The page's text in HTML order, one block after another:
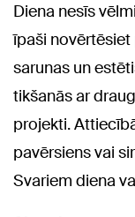
Diena nesīs
īpaši
sarunas un
tikšanās ar
projekti.
pavērsiens vai
Svariem diena